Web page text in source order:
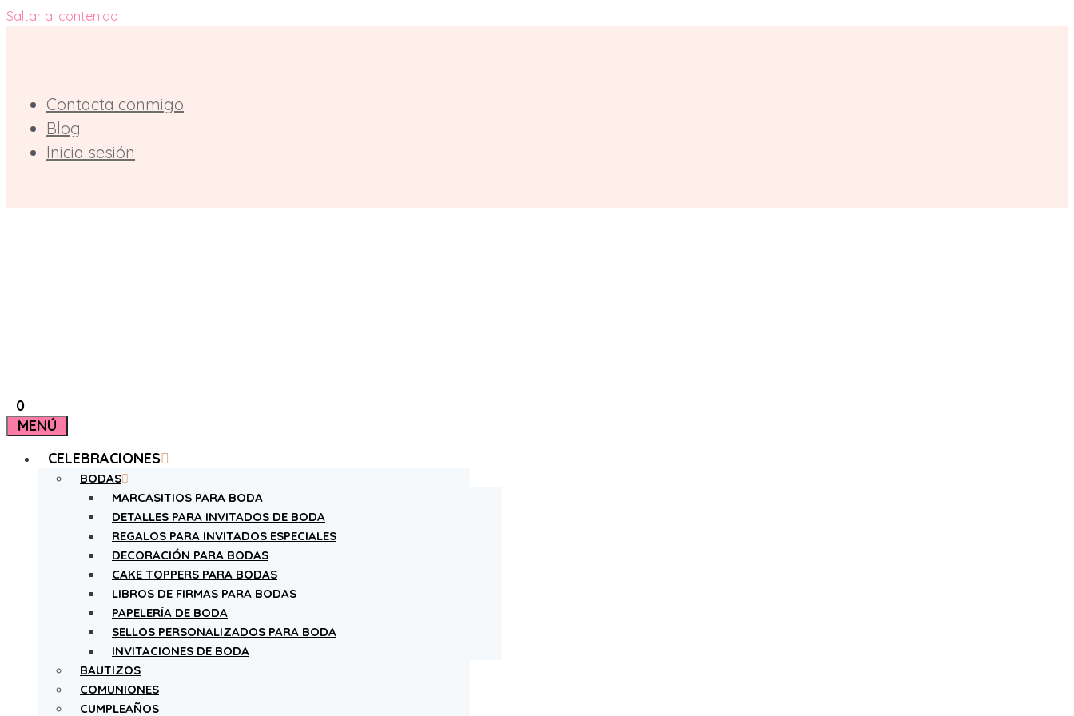
Saltar al contenido
Contacta conmigo
Blog
Inicia sesión
0
MENÚ
CELEBRACIONES
BODAS
MARCASITIOS PARA BODA
DETALLES PARA INVITADOS DE BODA
REGALOS PARA INVITADOS ESPECIALES
DECORACIÓN PARA BODAS
CAKE TOPPERS PARA BODAS
LIBROS DE FIRMAS PARA BODAS
PAPELERÍA DE BODA
SELLOS PERSONALIZADOS PARA BODA
INVITACIONES DE BODA
BAUTIZOS
COMUNIONES
CUMPLEAÑOS